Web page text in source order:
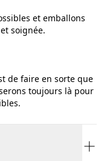
et emballons
soignée.
de faire en sorte que
toujours là pour